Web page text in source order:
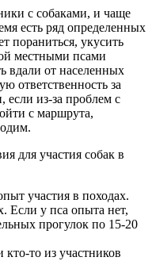
с собаками, и чаще
есть ряд определенных
пораниться, укусить
местными псами
вдали от населенных
ответственность за
если из-за проблем с
с маршрута,
для участия собак в
участия в походах.
Если у пса опыта нет,
прогулок по 15-20
то из участников